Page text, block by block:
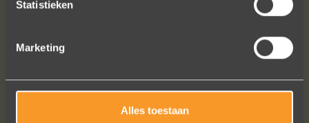
Statistieken
Marketing
Alles toestaan